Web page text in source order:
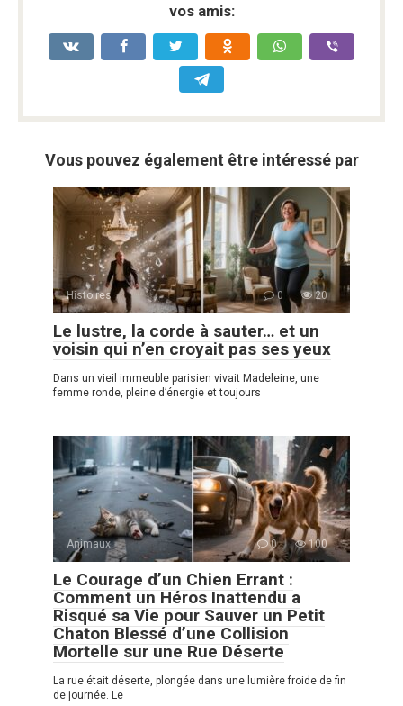
vos amis:
Vous pouvez également être intéressé par
Histoires 0 20
Le lustre, la corde à sauter… et un
voisin qui n’en croyait pas ses yeux
Dans un vieil immeuble parisien vivait Madeleine, une
femme ronde, pleine d’énergie et toujours
Animaux 0 100
Le Courage d’un Chien Errant :
Comment un Héros Inattendu a
Risqué sa Vie pour Sauver un Petit
Chaton Blessé d’une Collision
Mortelle sur une Rue Déserte
La rue était déserte, plongée dans une lumière froide de fin
de journée. Le